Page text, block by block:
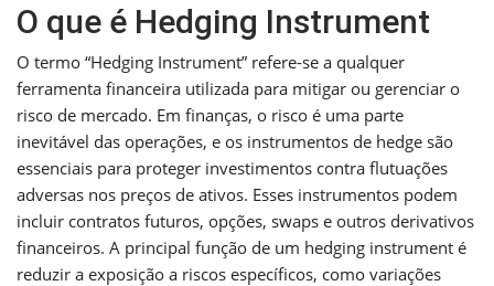
O que é Hedging Instrument
O termo “Hedging Instrument” refere-se a qualquer
ferramenta financeira utilizada para mitigar ou gerenciar o
risco de mercado. Em finanças, o risco é uma parte
inevitável das operações, e os instrumentos de hedge são
essenciais para proteger investimentos contra flutuações
adversas nos preços de ativos. Esses instrumentos podem
incluir contratos futuros, opções, swaps e outros derivativos
financeiros. A principal função de um hedging instrument é
reduzir a exposição a riscos específicos, como variações